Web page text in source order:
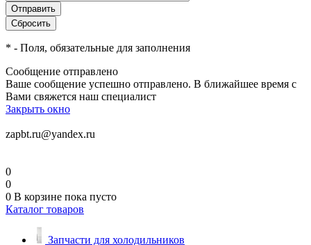
* - Поля, обязательные для заполнения
Сообщение отправлено
Ваше сообщение успешно отправлено. В ближайшее время с
Вами свяжется наш специалист
Закрыть окно
zapbt.ru@yandex.ru
0
0
0 В корзине пока пусто
Каталог товаров
Запчасти для холодильников